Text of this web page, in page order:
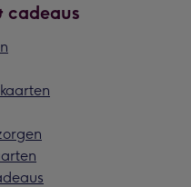
cadeaus